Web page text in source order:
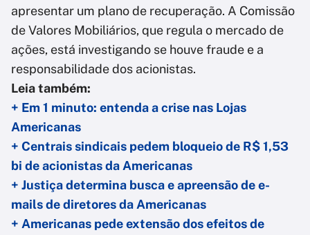
apresentar um plano de recuperação. A Comissão
de Valores Mobiliários, que regula o mercado de
ações, está investigando se houve fraude e a
responsabilidade dos acionistas.
Leia também:
+ Em 1 minuto: entenda a crise nas Lojas
Americanas
+ Centrais sindicais pedem bloqueio de R$ 1,53
bi de acionistas da Americanas
+ Justiça determina busca e apreensão de e-
mails de diretores da Americanas
+ Americanas pede extensão dos efeitos de